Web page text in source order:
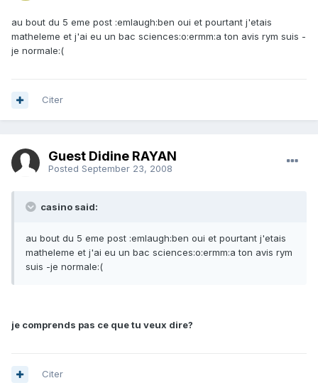
au bout du 5 eme post :emlaugh:ben oui et pourtant j'etais
matheleme et j'ai eu un bac sciences:o:ermm:a ton avis rym suis -
je normale:(
Citer
Guest Didine RAYAN
Posted September 23, 2008
casino said:
au bout du 5 eme post :emlaugh:ben oui et pourtant j'etais
matheleme et j'ai eu un bac sciences:o:ermm:a ton avis rym
suis -je normale:(
je comprends pas ce que tu veux dire?
Citer